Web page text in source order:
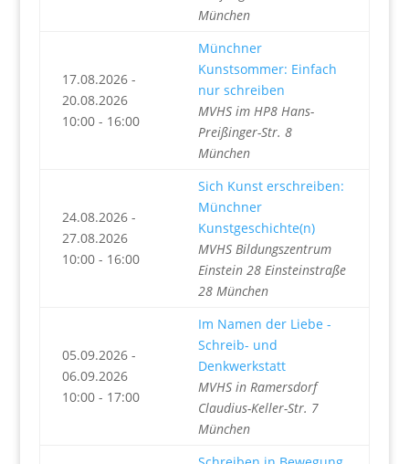
München
17.08.2026 -
20.08.2026
10:00 - 16:00
Münchner
Kunstsommer: Einfach
nur schreiben
MVHS im HP8 Hans-
Preißinger-Str. 8
München
24.08.2026 -
27.08.2026
10:00 - 16:00
Sich Kunst erschreiben:
Münchner
Kunstgeschichte(n)
MVHS Bildungszentrum
Einstein 28 Einsteinstraße
28 München
05.09.2026 -
06.09.2026
10:00 - 17:00
Im Namen der Liebe -
Schreib- und
Denkwerkstatt
MVHS in Ramersdorf
Claudius-Keller-Str. 7
München